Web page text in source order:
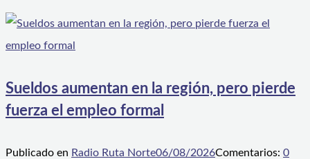
Sueldos aumentan en la región, pero pierde
fuerza el empleo formal
Publicado en Radio Ruta Norte06/08/2026Comentarios: 0